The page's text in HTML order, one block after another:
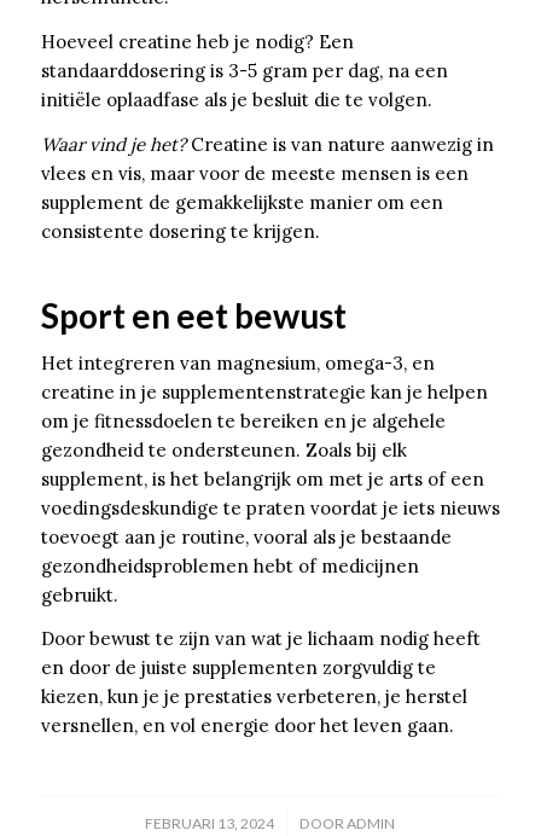
Hoeveel creatine heb je nodig? Een
standaarddosering is 3-5 gram per dag, na een
initiële oplaadfase als je besluit die te volgen.
Waar vind je het?Creatine is van nature aanwezig in
vlees en vis, maar voor de meeste mensen is een
supplement de gemakkelijkste manier om een
consistente dosering te krijgen.
Sport en eet bewust
Het integreren van magnesium, omega-3, en
creatine in je supplementenstrategie kan je helpen
om je fitnessdoelen te bereiken en je algehele
gezondheid te ondersteunen. Zoals bij elk
supplement, is het belangrijk om met je arts of een
voedingsdeskundige te praten voordat je iets nieuws
toevoegt aan je routine, vooral als je bestaande
gezondheidsproblemen hebt of medicijnen
gebruikt.
Door bewust te zijn van wat je lichaam nodig heeft
en door de juiste supplementen zorgvuldig te
kiezen, kun je je prestaties verbeteren, je herstel
versnellen, en vol energie door het leven gaan.
FEBRUARI 13, 2024
/ DOORADMIN